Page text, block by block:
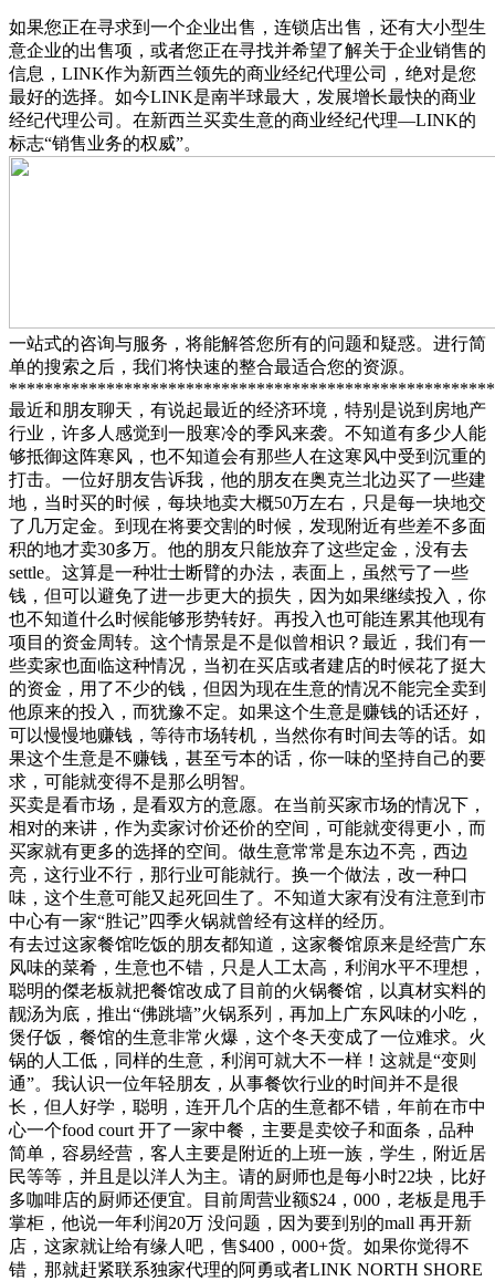
如果您正在寻求到一个企业出售，连锁店出售，还有大小型生
意企业的出售项，或者您正在寻找并希望了解关于企业销售的
信息，LINK作为新西兰领先的商业经纪代理公司，绝对是您
最好的选择。如今LINK是南半球最大，发展增长最快的商业
经纪代理公司。在新西兰买卖生意的商业经纪代理—LINK的
标志“销售业务的权威”。
一站式的咨询与服务，将能解答您所有的问题和疑惑。进行简
单的搜索之后，我们将快速的整合最适合您的资源。
最近和朋友聊天，有说起最近的经济环境，特别是说到房地产
行业，许多人感觉到一股寒冷的季风来袭。不知道有多少人能
够抵御这阵寒风，也不知道会有那些人在这寒风中受到沉重的
打击。一位好朋友告诉我，他的朋友在奥克兰北边买了一些建
地，当时买的时候，每块地卖大概50万左右，只是每一块地交
了几万定金。到现在将要交割的时候，发现附近有些差不多面
积的地才卖30多万。他的朋友只能放弃了这些定金，没有去
settle。这算是一种壮士断臂的办法，表面上，虽然亏了一些
钱，但可以避免了进一步更大的损失，因为如果继续投入，你
也不知道什么时候能够形势转好。再投入也可能连累其他现有
项目的资金周转。这个情景是不是似曾相识？ 最近，我们有一
些卖家也面临这种情况，当初在买店或者建店的时候花了挺大
的资金，用了不少的钱，但因为现在生意的情况不能完全卖到
他原来的投入，而犹豫不定。如果这个生意是赚钱的话还好，
可以慢慢地赚钱，等待市场转机，当然你有时间去等的话。如
果这个生意是不赚钱，甚至亏本的话，你一味的坚持自己的要
求，可能就变得不是那么明智。
买卖是看市场，是看双方的意愿。在当前买家市场的情况下，
相对的来讲，作为卖家讨价还价的空间，可能就变得更小，而
买家就有更多的选择的空间。做生意常常是东边不亮，西边
亮，这行业不行，那行业可能就行。换一个做法，改一种口
味，这个生意可能又起死回生了。不知道大家有没有注意到市
中心有一家“胜记”四季火锅就曾经有这样的经历。
有去过这家餐馆吃饭的朋友都知道，这家餐馆原来是经营广东
风味的菜肴，生意也不错，只是人工太高，利润水平不理想，
聪明的傑老板就把餐馆改成了目前的火锅餐馆，以真材实料的
靓汤为底，推出“佛跳墙”火锅系列，再加上广东风味的小吃，
煲仔饭，餐馆的生意非常火爆，这个冬天变成了一位难求。火
锅的人工低，同样的生意，利润可就大不一样！这就是“变则
通”。 我认识一位年轻朋友，从事餐饮行业的时间并不是很
长，但人好学，聪明，连开几个店的生意都不错，年前在市中
心一个food court 开了一家中餐，主要是卖饺子和面条，品种
简单，容易经营，客人主要是附近的上班一族，学生，附近居
民等等，并且是以洋人为主。请的厨师也是每小时22块，比好
多咖啡店的厨师还便宜。目前周营业额$24，000，老板是甩手
掌柜，他说一年利润20万 没问题，因为要到别的mall 再开新
店，这家就让给有缘人吧，售$400，000+货。如果你觉得不
错，那就赶紧联系独家代理的阿勇或者LINK NORTH SHORE